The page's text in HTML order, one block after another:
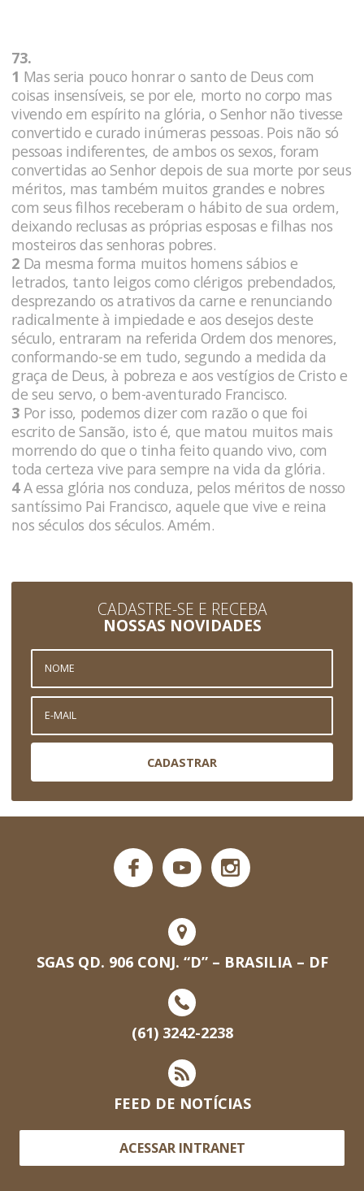
73.
1 Mas seria pouco honrar o santo de Deus com
coisas insensíveis, se por ele, morto no corpo mas
vivendo em espírito na glória, o Senhor não tivesse
convertido e curado inúmeras pessoas. Pois não só
pessoas indiferentes, de ambos os sexos, foram
convertidas ao Senhor depois de sua morte por seus
méritos, mas também muitos grandes e nobres
com seus filhos receberam o hábito de sua ordem,
deixando reclusas as próprias esposas e filhas nos
mosteiros das senhoras pobres.
2 Da mesma forma muitos homens sábios e
letrados, tanto leigos como clérigos prebendados,
desprezando os atrativos da carne e renunciando
radicalmente à impiedade e aos desejos deste
século, entraram na referida Ordem dos menores,
conformando-se em tudo, segundo a medida da
graça de Deus, à pobreza e aos vestígios de Cristo e
de seu servo, o bem-aventurado Francisco.
3 Por isso, podemos dizer com razão o que foi
escrito de Sansão, isto é, que matou muitos mais
morrendo do que o tinha feito quando vivo, com
toda certeza vive para sempre na vida da glória.
4A essa glória nos conduza, pelos méritos de nosso
santíssimo Pai Francisco, aquele que vive e reina
nos séculos dos séculos. Amém.
CADASTRE-SE E RECEBA
NOSSAS NOVIDADES
CADASTRAR
SGAS QD. 906 CONJ. “D” – BRASILIA – DF
(61) 3242-2238
FEED DE NOTÍCIAS
ACESSAR INTRANET